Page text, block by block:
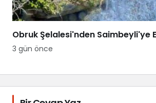
Obruk Şelalesi'nden Saimbeyli'ye
3 gün önce